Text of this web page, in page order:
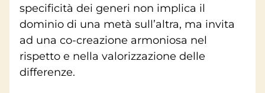
specificità dei generi non implica il
dominio di una metà sull’altra, ma invita
ad una co-creazione armoniosa nel
rispetto e nella valorizzazione delle
differenze.